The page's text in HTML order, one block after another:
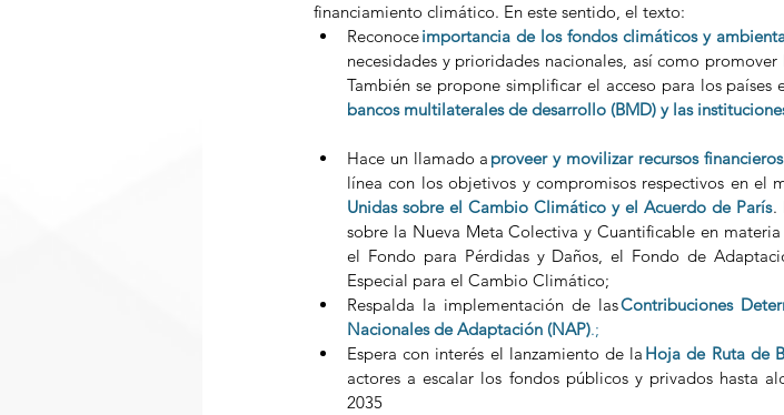
financiamiento climático. En este sentido, el texto:
Reconoceimportancia de los fondos climáticos y
necesidades y prioridades nacionales, así como
También se propone simplificar el acceso para los países
bancos multilaterales de desarrollo (BMD) y las
Hace un llamado a proveer y movilizar recursos
línea con los objetivos y compromisos respectivos en el
Unidas sobre el Cambio Climático y el Acuerdo de París.
sobre la Nueva Meta Colectiva y Cuantificable en
el Fondo para Pérdidas y Daños, el Fondo de
Especial para el Cambio Climático;
Respalda la implementación de lasContribuciones
Nacionales de Adaptación (NAP).;
Espera con interés el lanzamiento de la Hoja de Ruta de
actores a escalar los fondos públicos y privados hasta
2035